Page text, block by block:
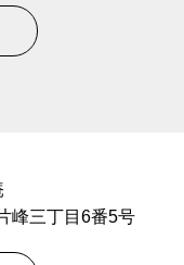
峰三丁目6番5号